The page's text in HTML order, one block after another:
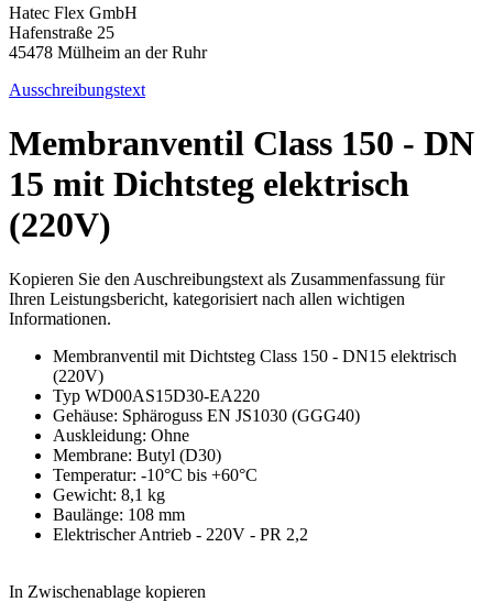
Hatec Flex GmbH
Hafenstraße 25
45478 Mülheim an der Ruhr
Ausschreibungstext
Membranventil Class 150 - DN
15 mit Dichtsteg elektrisch
(220V)
Kopieren Sie den Auschreibungstext als Zusammenfassung für
Ihren Leistungsbericht, kategorisiert nach allen wichtigen
Informationen.
Membranventil mit Dichtsteg Class 150 - DN15 elektrisch
(220V)
Typ WD00AS15D30-EA220
Gehäuse: Sphäroguss EN JS1030 (GGG40)
Auskleidung: Ohne
Membrane: Butyl (D30)
Temperatur: -10°C bis +60°C
Gewicht: 8,1 kg
Baulänge: 108 mm
Elektrischer Antrieb - 220V - PR 2,2
In Zwischenablage kopieren